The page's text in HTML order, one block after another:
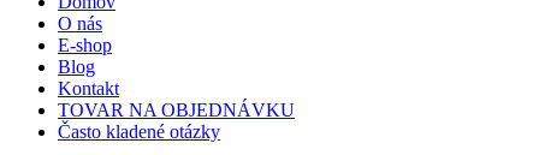
O nás
E-shop
Blog
Kontakt
TOVAR NA OBJEDNÁVKU
Často kladené otázky